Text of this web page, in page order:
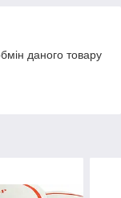
даного товару